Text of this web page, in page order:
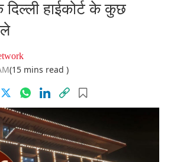
हाईकोर्ट के कुछ
(15 mins read )